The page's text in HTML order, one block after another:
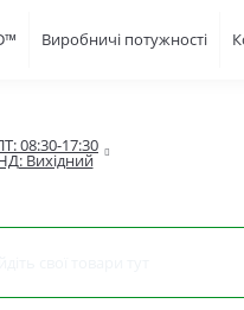
Виробничі потужності
08:30-17:30
Вихідний